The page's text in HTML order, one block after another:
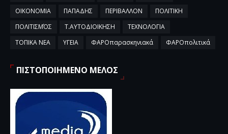
ΟΙΚΟΝΟΜΙΑ
ΠΑΠΑΔΗΣ ΠΕΡΙΒΑΛΛΟΝ
ΠΟΛΙΤΙΚΗ
ΠΟΛΙΤΙΣΜΌΣ
Τ.ΑΥΤΟΔΙΟΙΚΗΣΗ
ΤΕΧΝΟΛΟΓΙΑ
ΤΟΠΙΚΑ ΝΕΑ
ΥΓΕΙΑ ΦΑΡΟπαρασκηνιακά ΦΑΡΟπολιτικά
ΠΙΣΤΟΠΟΙΗΜΕΝΟ ΜΕΛΟΣ